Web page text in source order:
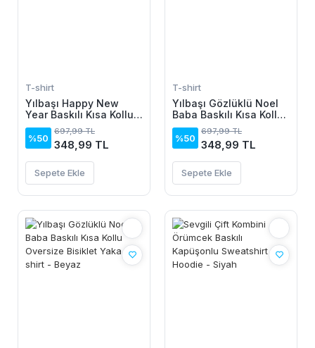
T-shirt
Yılbaşı Happy New
Year Baskılı Kısa Kollu
Oversize Bisiklet Yaka
T-shirt - Siyah
%50
697,99 TL
348,99 TL
Sepete Ekle
T-shirt
Yılbaşı Gözlüklü Noel
Baba Baskılı Kısa Kollu
Oversize Bisiklet Yaka
T-shirt - Siyah
%50
697,99 TL
348,99 TL
Sepete Ekle